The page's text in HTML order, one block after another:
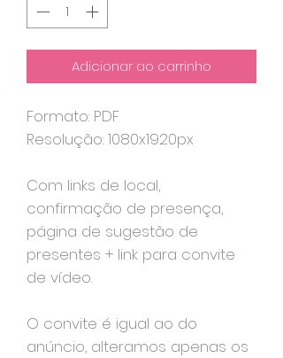
Adicionar ao carrinho
Formato: PDF
Resolução: 1080x1920px
Com links de local,
confirmação de presença,
página de sugestão de
presentes + link para convite
de vídeo.
O convite é igual ao do
anúncio, alteramos apenas os